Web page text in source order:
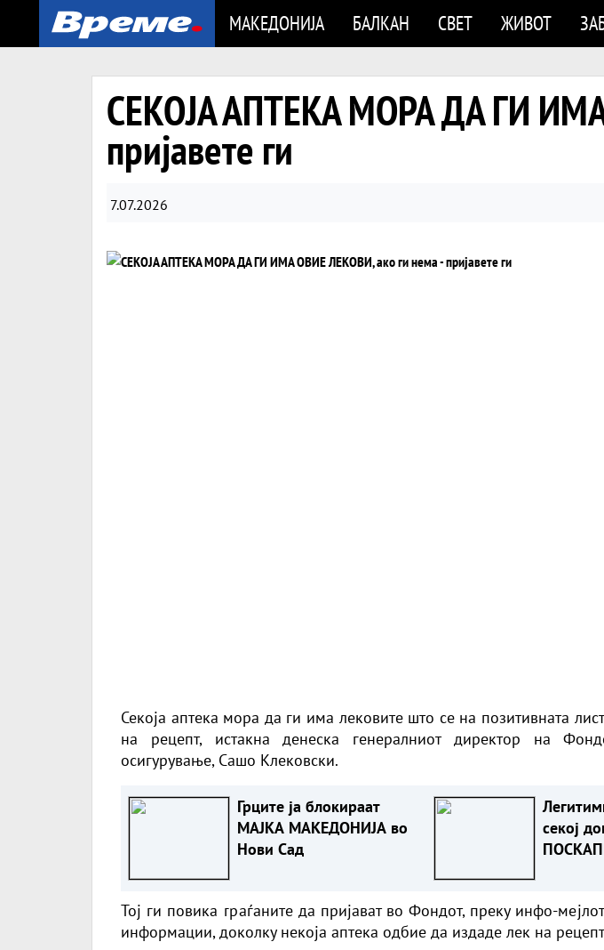
МАКЕДОНИЈА БАЛКАН СВЕТ ЖИВОТ
СЕКОЈА АПТЕКА МОРА ДА ГИ
пријавете ги
7.07.2026
Секоја аптека мора да ги има лековите што се на позитивната
на рецепт, истакна денеска генералниот директор на
осигурување, Сашо Клековски.
Грците ја блокираат
МАЈКА МАКЕДОНИЈА во
Нови Сад
секој
Тој ги повика граѓаните да пријават во Фондот, преку инфо-
информации, доколку некоја аптека одбие да издаде лек на